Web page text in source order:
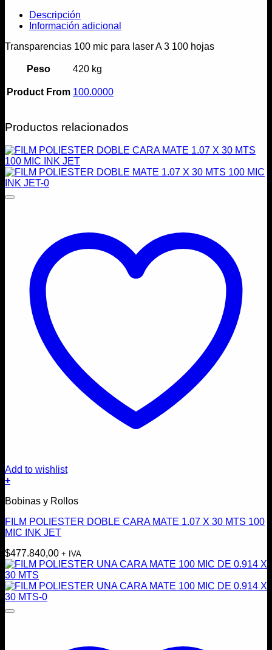
Descripción
Información adicional
Transparencias 100 mic para laser A 3 100 hojas
Peso 420 kg
Product From 100.0000
Productos relacionados
Add to wishlist
+
Bobinas y Rollos
FILM POLIESTER DOBLE CARA MATE 1.07 X 30 MTS 100
MIC INK JET
$477.840,00 + IVA